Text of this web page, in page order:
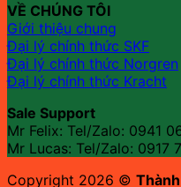
VỀ CHÚNG TÔI
Giới thiệu chung
Đại lý chính thức SKF
Đại lý chính thức Norgren
Đại lý chính thức Kracht
Sale Support
Mr Felix: Tel/Zalo: 0941
Mr Lucas: Tel/Zalo: 0917
Copyright 2026 ©